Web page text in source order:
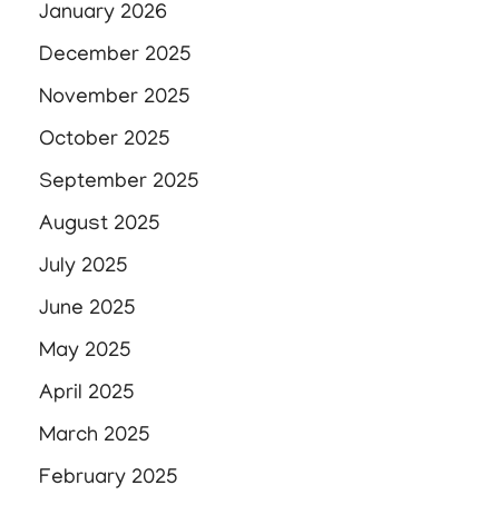
January 2026
December 2025
November 2025
October 2025
September 2025
August 2025
July 2025
June 2025
May 2025
April 2025
March 2025
February 2025